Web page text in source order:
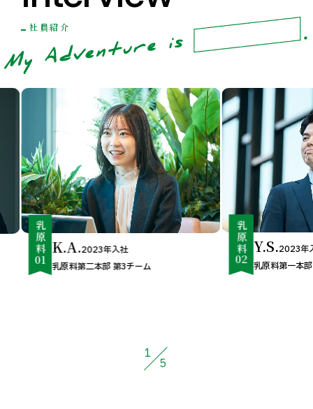
社員紹介
1
5
乳原料
01
K.A.2023年入社
乳原料第二本部 第3チーム
乳原料
02
Y.S.2023年
乳原料第一本